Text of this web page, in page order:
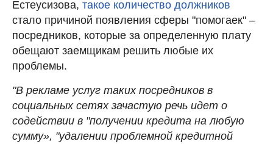
Естеусизова, такое количество должников
стало причиной появления сферы "помогаек" –
посредников, которые за определенную плату
обещают заемщикам решить любые их
проблемы.
"В рекламе услуг таких посредников в
социальных сетях зачастую речь идет о
содействии в "получении кредита на любую
сумму», "удалении проблемной кредитной